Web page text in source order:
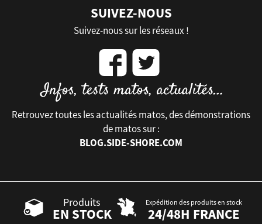
SUIVEZ-NOUS
Suivez-nous sur les réseaux !
Retrouvez toutes les actualités matos, des démonstrations
de matos sur :
BLOG.SIDE-SHORE.COM
Produits
EN STOCK
Expédition des produits en stock
24/48H FRANCE